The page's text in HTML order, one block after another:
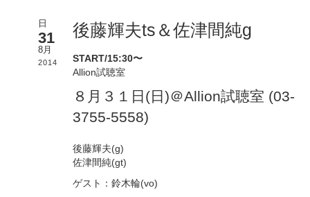
Online Lesson
日
31
8月
2014
後藤輝夫ts＆佐津間純g
START/15:30〜
Allion試聴室
８月３１日(日)＠Allion試聴室 (03-
3755-5558)
後藤輝夫(g)
佐津間純(gt)
ゲスト：鈴木輪(vo)